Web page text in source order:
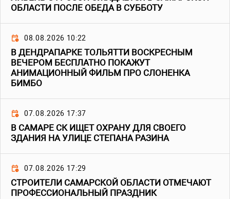
ОБЛАСТИ ПОСЛЕ ОБЕДА В СУББОТУ
08.08.2026 10:22
В ДЕНДРАПАРКЕ ТОЛЬЯТТИ ВОСКРЕСНЫМ
ВЕЧЕРОМ БЕСПЛАТНО ПОКАЖУТ
АНИМАЦИОННЫЙ ФИЛЬМ ПРО СЛОНЕНКА
БИМБО
07.08.2026 17:37
В САМАРЕ СК ИЩЕТ ОХРАНУ ДЛЯ СВОЕГО
ЗДАНИЯ НА УЛИЦЕ СТЕПАНА РАЗИНА
07.08.2026 17:29
СТРОИТЕЛИ САМАРСКОЙ ОБЛАСТИ ОТМЕЧАЮТ
ПРОФЕССИОНАЛЬНЫЙ ПРАЗДНИК